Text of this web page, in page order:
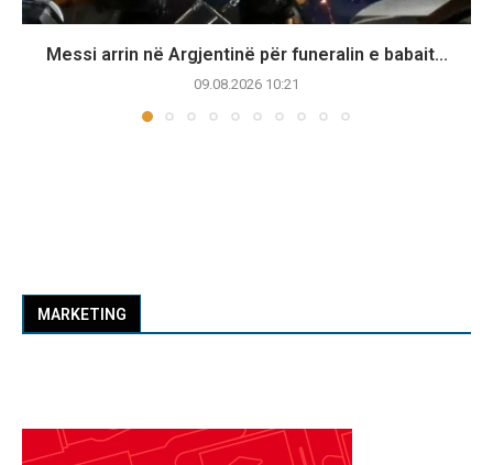
Messi arrin në Argjentinë për funeralin e babait...
09.08.2026 10:21
MARKETING